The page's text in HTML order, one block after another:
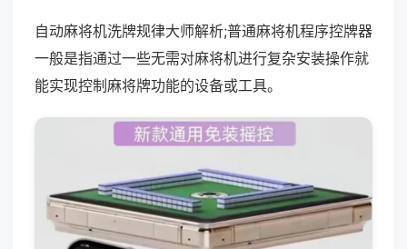
自动麻将机洗牌规律大师解析;普通麻将机程序控牌器
一般是指通过一些无需对麻将机进行复杂安装操作就
能实现控制麻将牌功能的设备或工具。